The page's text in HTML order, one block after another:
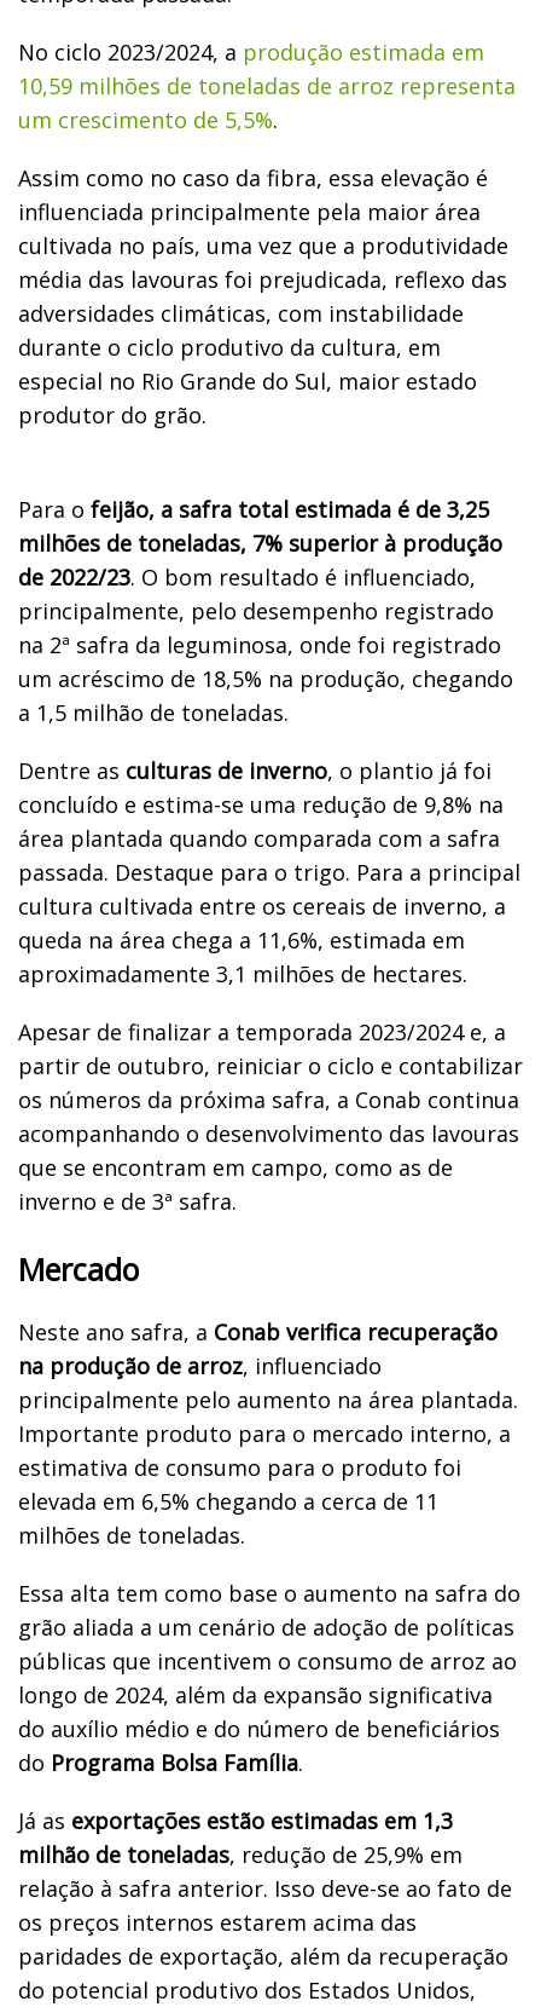
No ciclo 2023/2024, a produção estimada em
10,59 milhões de toneladas de arroz representa
um crescimento de 5,5%.
Assim como no caso da fibra, essa elevação é
influenciada principalmente pela maior área
cultivada no país, uma vez que a produtividade
média das lavouras foi prejudicada, reflexo das
adversidades climáticas, com instabilidade
durante o ciclo produtivo da cultura, em
especial no Rio Grande do Sul, maior estado
produtor do grão.
Para o feijão, a safra total estimada é de 3,25
milhões de toneladas, 7% superior à produção
de 2022/23. O bom resultado é influenciado,
principalmente, pelo desempenho registrado
na 2ª safra da leguminosa, onde foi registrado
um acréscimo de 18,5% na produção, chegando
a 1,5 milhão de toneladas.
Dentre as culturas de inverno, o plantio já foi
concluído e estima-se uma redução de 9,8% na
área plantada quando comparada com a safra
passada. Destaque para o trigo. Para a principal
cultura cultivada entre os cereais de inverno, a
queda na área chega a 11,6%, estimada em
aproximadamente 3,1 milhões de hectares.
Apesar de finalizar a temporada 2023/2024 e, a
partir de outubro, reiniciar o ciclo e contabilizar
os números da próxima safra, a Conab continua
acompanhando o desenvolvimento das lavouras
que se encontram em campo, como as de
inverno e de 3ª safra.
Mercado
Neste ano safra, a Conab verifica recuperação
na produção de arroz, influenciado
principalmente pelo aumento na área plantada.
Importante produto para o mercado interno, a
estimativa de consumo para o produto foi
elevada em 6,5% chegando a cerca de 11
milhões de toneladas.
Essa alta tem como base o aumento na safra do
grão aliada a um cenário de adoção de políticas
públicas que incentivem o consumo de arroz ao
longo de 2024, além da expansão significativa
do auxílio médio e do número de beneficiários
do Programa Bolsa Família.
Já as exportações estão estimadas em 1,3
milhão de toneladas, redução de 25,9% em
relação à safra anterior. Isso deve-se ao fato de
os preços internos estarem acima das
paridades de exportação, além da recuperação
do potencial produtivo dos Estados Unidos,